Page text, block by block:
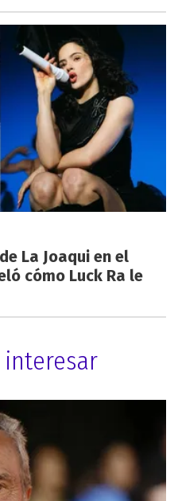
La Joaqui en el
cómo Luck Ra le
interesar